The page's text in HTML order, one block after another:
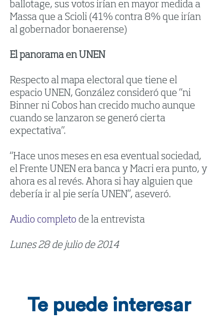
ballotage, sus votos irían en mayor medida a
Massa que a Scioli (41% contra 8% que irían
al gobernador bonaerense)
El panorama en UNEN
Respecto al mapa electoral que tiene el
espacio UNEN, González consideró que “ni
Binner ni Cobos han crecido mucho aunque
cuando se lanzaron se generó cierta
expectativa”.
“Hace unos meses en esa eventual sociedad,
el Frente UNEN era banca y Macri era punto, y
ahora es al revés. Ahora si hay alguien que
debería ir al pie sería UNEN”, aseveró.
Audio completo de la entrevista
Lunes 28 de julio de 2014
Te puede interesar